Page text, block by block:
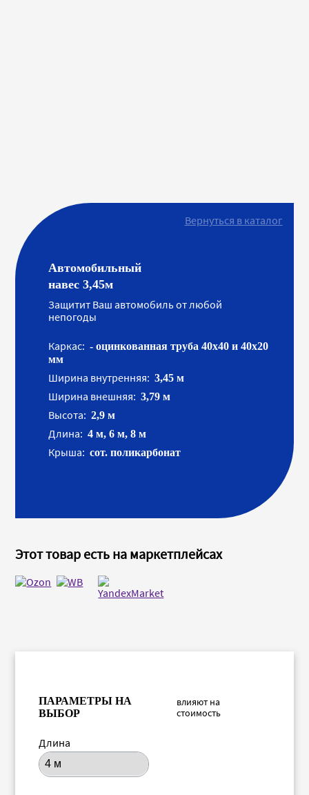
Вернуться в каталог
Автомобильный
навес 3,45м
Защитит Ваш автомобиль от любой
непогоды
Каркас: - оцинкованная труба 40х40 и 40х20
мм
Ширина внутренняя: 3,45 м
Ширина внешняя: 3,79 м
Высота: 2,9 м
Длина: 4 м, 6 м, 8 м
Крыша: сот. поликарбонат
Этот товар есть на маркетплейсах
ПАРАМЕТРЫ НА
ВЫБОР
влияют на
стоимость
Длина